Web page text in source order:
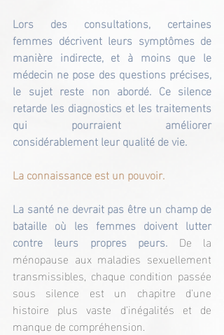
Lors des consultations, certaines
femmes décrivent leurs symptômes de
manière indirecte, et à moins que le
médecin ne pose des questions précises,
le sujet reste non abordé. Ce silence
retarde les diagnostics et les traitements
qui pourraient améliorer
considérablement leur qualité de vie.
La connaissance est un pouvoir.
La santé ne devrait pas être un champ de
bataille où les femmes doivent lutter
contre leurs propres peurs. De la
ménopause aux maladies sexuellement
transmissibles, chaque condition passée
sous silence est un chapitre d'une
histoire plus vaste d'inégalités et de
manque de compréhension.